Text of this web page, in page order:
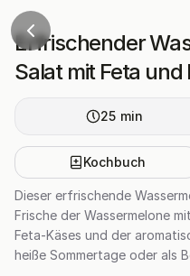
Erfrischender
Salat mit Feta und
25 min
Kochbuch
Dieser erfrischende
Frische der Wassermelone
Feta-Käses und der
heiße Sommertage oder als